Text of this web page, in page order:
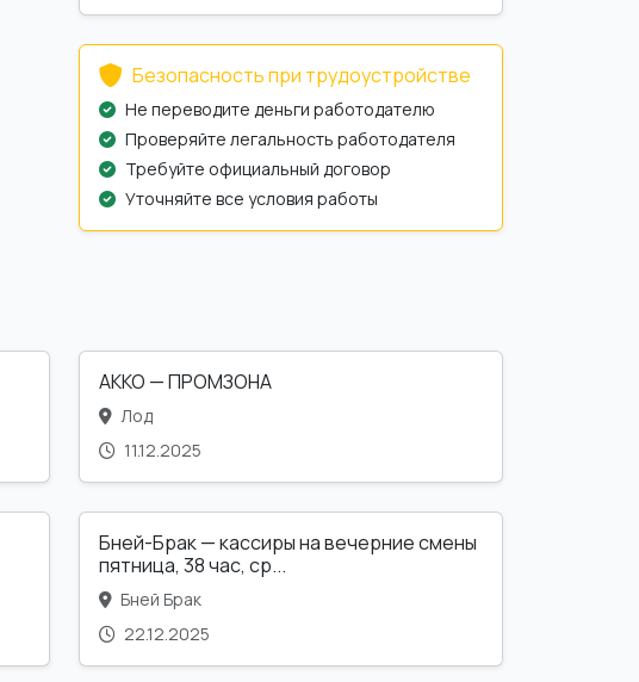
Безопасность при трудоустройстве
Не переводите деньги работодателю
Проверяйте легальность работодателя
Требуйте официальный договор
Уточняйте все условия работы
АККО — ПРОМЗОНА
Лод
11.12.2025
Бней-Брак — кассиры на вечерние смены
пятница, 38 час, ср...
Бней Брак
22.12.2025